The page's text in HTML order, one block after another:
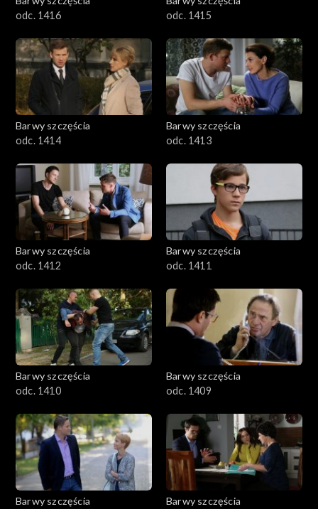
odc. 1416
odc. 1415
Barwy szczęścia
odc. 1414
Barwy szczęścia
odc. 1413
Barwy szczęścia
odc. 1412
Barwy szczęścia
odc. 1411
Barwy szczęścia
odc. 1410
Barwy szczęścia
odc. 1409
Barwy szczęścia
Barwy szczęścia